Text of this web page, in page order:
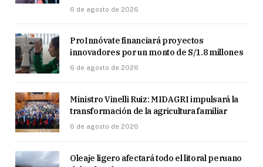
6 de agosto de 2026
ProInnóvate financiará proyectos
innovadores por un monto de S/1.8 millones
6 de agosto de 2026
Ministro Vinelli Ruiz: MIDAGRI impulsará la
transformación de la agricultura familiar
6 de agosto de 2026
Oleaje ligero afectará todo el litoral peruano